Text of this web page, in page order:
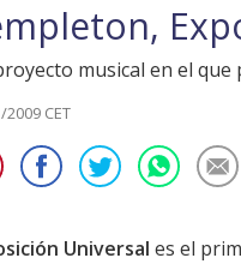
musical en el que
CET
Universal es el